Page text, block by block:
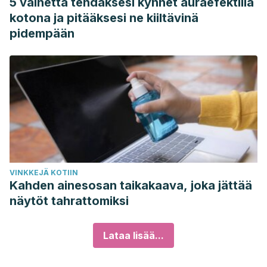
kotona ja pitääksesi ne kiiltävinä
pidempään
VINKKEJÄ KOTIIN
Kahden ainesosan taikakaava, joka jättää
näytöt tahrattomiksi
Lataa lisää...